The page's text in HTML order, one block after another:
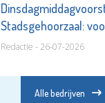
Stadsgehoorzaal:
thuis!
Redactie - 26-07-2026
Alle bedrijven